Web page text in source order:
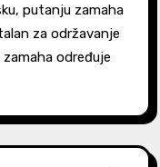
putanju zamaha
za održavanje
određuje